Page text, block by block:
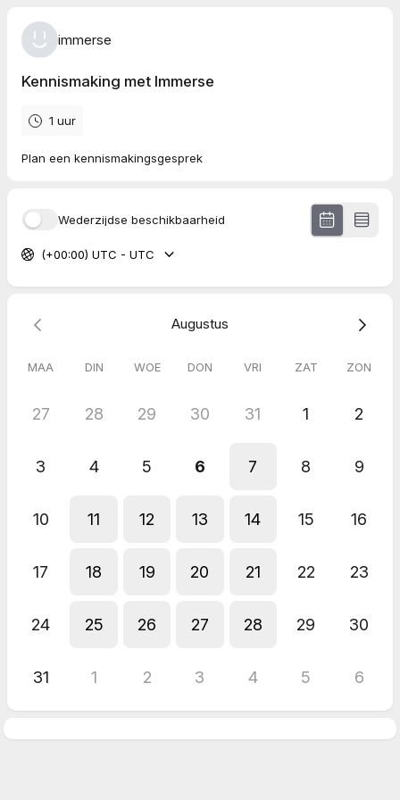
immerse
Kennismaking met Immerse
1 uur
Plan een kennismakingsgesprek
Wederzijdse beschikbaarheid
(+00:00) UTC - UTC
Augustus
MAA DIN WOE DON VRI ZAT ZON
27 28 29 30 31 1 2
3 4 5 6 7 8 9
10 11 12 13 14 15 16
17 18 19 20 21 22 23
24 25 26 27 28 29 30
31 1 2 3 4 5 6